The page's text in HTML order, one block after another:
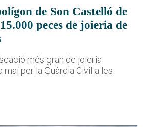
de Son Castelló de
peces de joieria de
més gran de joieria
per la Guàrdia Civil a les